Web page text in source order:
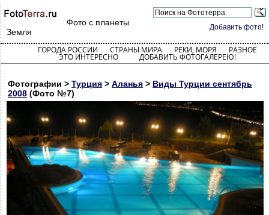
Добавить фото!
Фото с планеты
Земля
ГОРОДА РОССИИ СТРАНЫ МИРА РЕКИ, МОРЯ РАЗНОЕ
ЭТО ИНТЕРЕСНО ДОБАВИТЬ ФОТОГАЛЕРЕЮ!
Фотографии > Турция > Аланья > Виды Турции сентябрь
2008 (Фото №7)